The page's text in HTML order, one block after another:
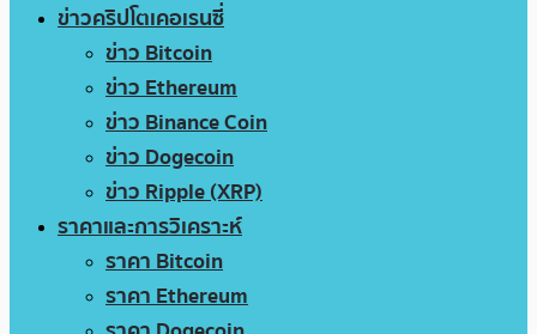
ข่าวคริปโตเคอเรนซี่
ข่าว Bitcoin
ข่าว Ethereum
ข่าว Binance Coin
ข่าว Dogecoin
ข่าว Ripple (XRP)
ราคาและการวิเคราะห์
ราคา Bitcoin
ราคา Ethereum